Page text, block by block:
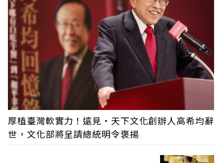
厚植臺灣軟實力！遠見‧天下文化創辦人高希均辭
世，文化部將呈請總統明令褒揚